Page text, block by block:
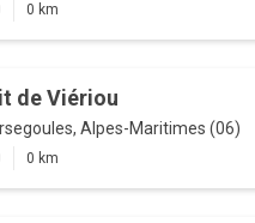
0 km
de Viériou
Alpes-Maritimes (06)
0 km